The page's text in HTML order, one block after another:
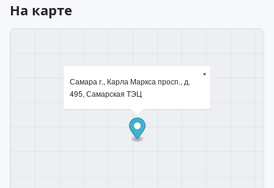
На карте
Самара г., Карла Маркса просп., д.
495, Самарская ТЭЦ
×